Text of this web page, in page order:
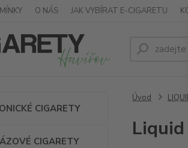
O NÁS JAK VYBÍRAT E-CIGARETU
CIGARETY
CIGARETY
Úvod